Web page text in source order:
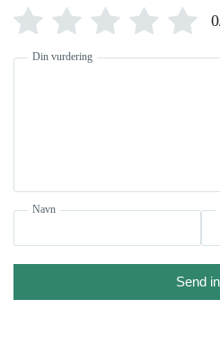
Din vurdering
Navn
Send